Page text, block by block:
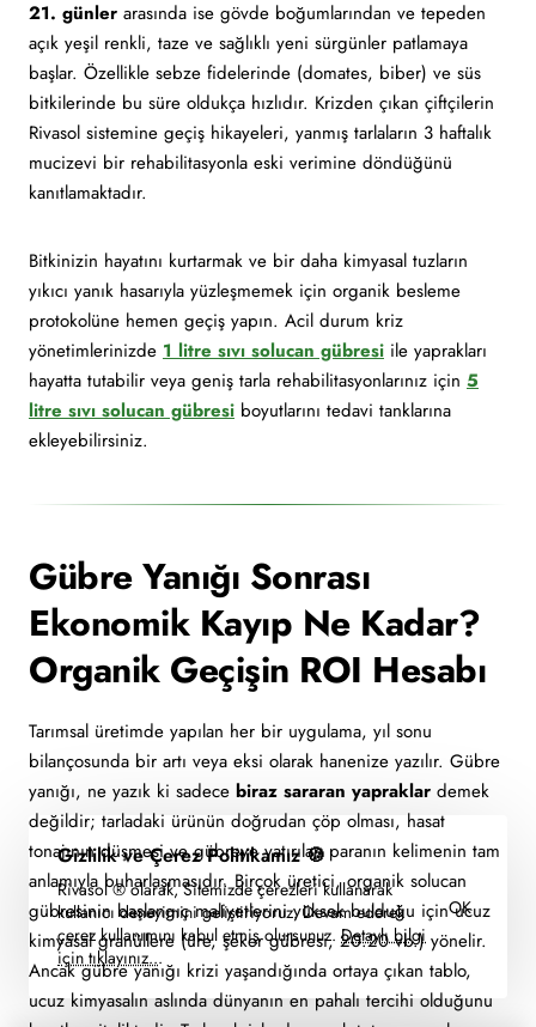
Gizlilik ve Çerez Politikamız 🍪
Rivasol ® olarak, Sitemizde çerezleri kullanarak
kullanıcı deneyimini geliştiriyoruz. Devam ederek
çerez kullanımını kabul etmiş olursunuz. Detaylı bilgi
için tıklayınız...
OK
21. günler arasında ise gövde boğumlarından ve tepeden
açık yeşil renkli, taze ve sağlıklı yeni sürgünler patlamaya
başlar. Özellikle sebze fidelerinde (domates, biber) ve süs
bitkilerinde bu süre oldukça hızlıdır. Krizden çıkan çiftçilerin
Rivasol sistemine geçiş hikayeleri, yanmış tarlaların 3 haftalık
mucizevi bir rehabilitasyonla eski verimine döndüğünü
kanıtlamaktadır.
Bitkinizin hayatını kurtarmak ve bir daha kimyasal tuzların
yıkıcı yanık hasarıyla yüzleşmemek için organik besleme
protokolüne hemen geçiş yapın. Acil durum kriz
yönetimlerinizde 1 litre sıvı solucan gübresi ile yaprakları
hayatta tutabilir veya geniş tarla rehabilitasyonlarınız için 5
litre sıvı solucan gübresi boyutlarını tedavi tanklarına
ekleyebilirsiniz.
Gübre Yanığı Sonrası
Ekonomik Kayıp Ne Kadar?
Organik Geçişin ROI Hesabı
Tarımsal üretimde yapılan her bir uygulama, yıl sonu
bilançosunda bir artı veya eksi olarak hanenize yazılır. Gübre
yanığı, ne yazık ki sadece biraz sararan yapraklar demek
değildir; tarladaki ürünün doğrudan çöp olması, hasat
tonajının düşmesi ve gübreye yatırılan paranın kelimenin tam
anlamıyla buharlaşmasıdır. Birçok üretici, organik solucan
gübresinin başlangıç maliyetlerini yüksek bulduğu için ucuz
kimyasal granüllere (üre, şeker gübresi, 20.20 vb.) yönelir.
Ancak gübre yanığı krizi yaşandığında ortaya çıkan tablo,
ucuz kimyasalın aslında dünyanın en pahalı tercihi olduğunu